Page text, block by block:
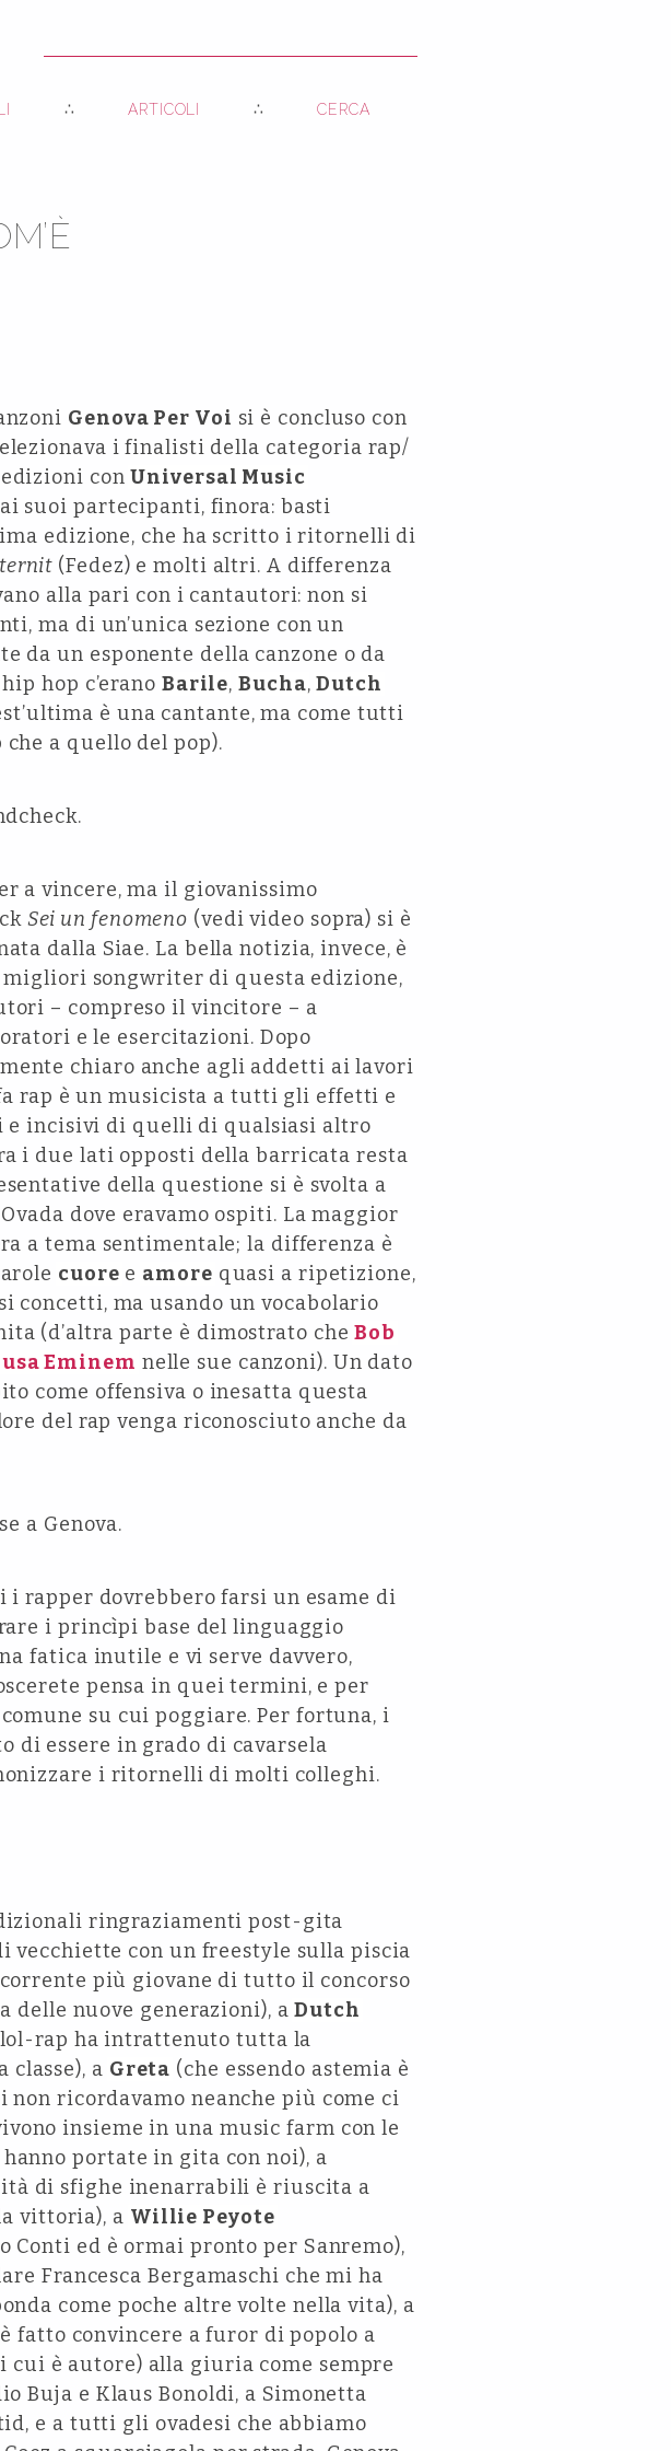
ARTICOLI CERCA
Genova Per Voi si è concluso con
i finalisti della categoria rap/
edizioni conUniversal Music
suoi partecipanti, finora: basti
edizione, che ha scritto i ritornelli di
(Fedez) e molti altri. A differenza
alla pari con i cantautori: non si
ma di un’unica sezione con un
da un esponente della canzone o da
hop c’erano Barile,Bucha,Dutch
è una cantante, ma come tutti
a quello del pop).
a vincere, ma il giovanissimo
Sei un fenomeno (vedi video sopra) si è
dalla Siae. La bella notizia, invece, è
songwriter di questa edizione,
– compreso il vincitore – a
e le esercitazioni. Dopo
chiaro anche agli addetti ai lavori
rap è un musicista a tutti gli effetti e
e incisivi di quelli di qualsiasi altro
i due lati opposti della barricata resta
della questione si è svolta a
dove eravamo ospiti. La maggior
a tema sentimentale; la differenza è
cuore e amore quasi a ripetizione,
concetti, ma usando un vocabolario
(d’altra parte è dimostrato cheBob
Eminem nelle sue canzoni). Un dato
come offensiva o inesatta questa
del rap venga riconosciuto anche da
a Genova.
i rapper dovrebbero farsi un esame di
i princìpi base del linguaggio
fatica inutile e vi serve davvero,
pensa in quei termini, e per
su cui poggiare. Per fortuna, i
di essere in grado di cavarsela
i ritornelli di molti colleghi.
ringraziamenti post-gita
vecchiette con un freestyle sulla piscia
più giovane di tutto il concorso
delle nuove generazioni), aDutch
rap ha intrattenuto tutta la
classe), a Greta (che essendo astemia è
ricordavamo neanche più come ci
insieme in una music farm con le
portate in gita con noi), a
di sfighe inenarrabili è riuscita a
vittoria), a Willie Peyote
Conti ed è ormai pronto per Sanremo),
Francesca Bergamaschi che mi ha
come poche altre volte nella vita), a
fatto convincere a furor di popolo a
cui è autore) alla giuria come sempre
Buja e Klaus Bonoldi, a Simonetta
e a tutti gli ovadesi che abbiamo